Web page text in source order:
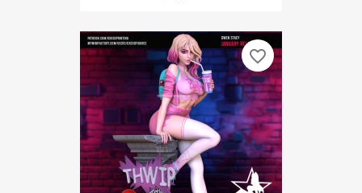
favorite_border